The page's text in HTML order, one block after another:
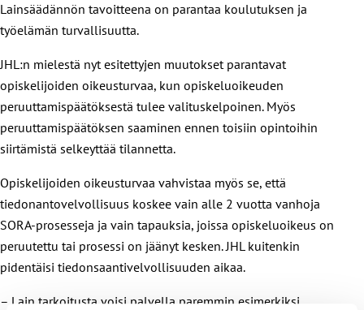
Lainsäädännön tavoitteena on parantaa koulutuksen ja
työelämän turvallisuutta.
JHL:n mielestä nyt esitettyjen muutokset parantavat
opiskelijoiden oikeusturvaa, kun opiskeluoikeuden
peruuttamispäätöksestä tulee valituskelpoinen. Myös
peruuttamispäätöksen saaminen ennen toisiin opintoihin
siirtämistä selkeyttää tilannetta.
Opiskelijoiden oikeusturvaa vahvistaa myös se, että
tiedonantovelvollisuus koskee vain alle 2 vuotta vanhoja
SORA-prosesseja ja vain tapauksia, joissa opiskeluoikeus on
peruutettu tai prosessi on jäänyt kesken. JHL kuitenkin
pidentäisi tiedonsaantivelvollisuuden aikaa.
– Lain tarkoitusta voisi palvella paremmin esimerkiksi